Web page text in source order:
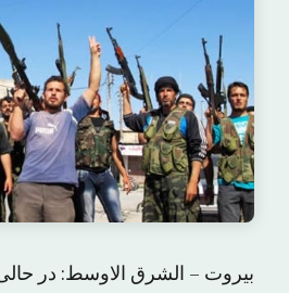
بیروت – الشرق الاوسط: در